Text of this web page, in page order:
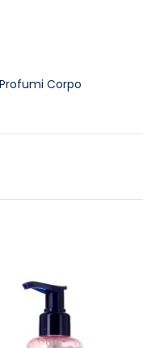
a una distanza di
in un luogo
Corpo